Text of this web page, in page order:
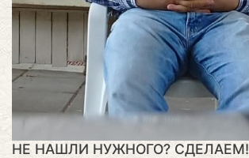
НЕ НАШЛИ НУЖНОГО? СДЕЛАЕМ!